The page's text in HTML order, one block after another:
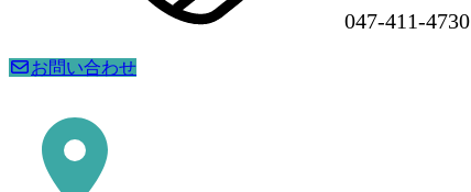
047-411-4730
お問い合わせ